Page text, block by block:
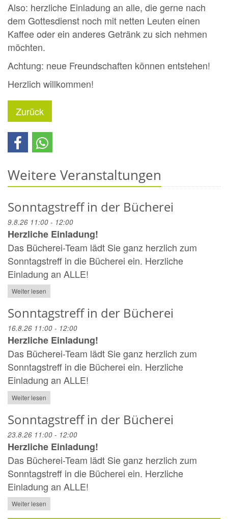
Also: herzliche Einladung an alle, die gerne nach
dem Gottesdienst noch mit netten Leuten einen
Kaffee oder ein anderes Getränk zu sich nehmen
möchten.
Achtung: neue Freundschaften können entstehen!
Herzlich willkommen!
Zurück
Weitere Veranstaltungen
Sonntagstreff in der Bücherei
9.8.26 11:00 - 12:00
Herzliche Einladung!
Das Bücherei-Team lädt Sie ganz herzlich zum
Sonntagstreff in die Bücherei ein. Herzliche
Einladung an ALLE!
Weiter lesen
Sonntagstreff in der Bücherei
16.8.26 11:00 - 12:00
Herzliche Einladung!
Das Bücherei-Team lädt Sie ganz herzlich zum
Sonntagstreff in die Bücherei ein. Herzliche
Einladung an ALLE!
Weiter lesen
Sonntagstreff in der Bücherei
23.8.26 11:00 - 12:00
Herzliche Einladung!
Das Bücherei-Team lädt Sie ganz herzlich zum
Sonntagstreff in die Bücherei ein. Herzliche
Einladung an ALLE!
Weiter lesen